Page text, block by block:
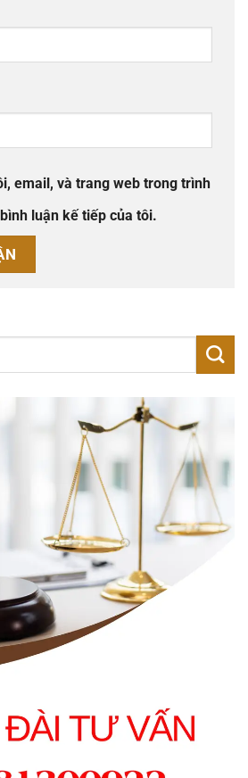
email, và trang web trong trình
luận kế tiếp của tôi.